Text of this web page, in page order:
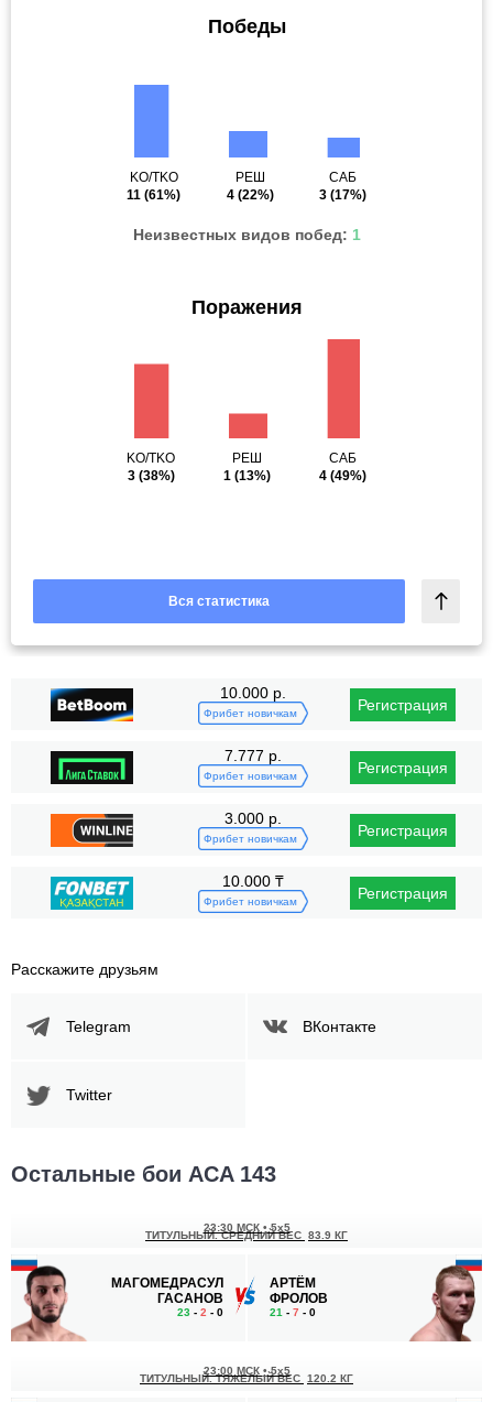
Победы
KO/TKO
11 (61%)
РЕШ
4(22%)
САБ
3 (17%)
Неизвестных видов побед: 1
Поражения
KO/TKO
3(38%)
РЕШ
1 (13%)
САБ
4 (49%)
Вся статистика
10.000 р.
Фрибет новичкам Регистрация
7.777 р.
Фрибет новичкам Регистрация
3.000 р.
Фрибет новичкам Регистрация
10.000 ₸
Фрибет новичкам Регистрация
Расскажите друзьям
Telegram ВКонтакте
Twitter
Остальные бои ACA 143
МАГОМЕДРАСУЛ
ГАСАНОВ
23 - 2 - 0
23:30 МСК •5x5
ТИТУЛЬНЫЙ. СРЕДНИЙ ВЕС 83.9 КГ
АРТЁМ
ФРОЛОВ
21 - 7 - 0
23:00 МСК •5x5
ТИТУЛЬНЫЙ. ТЯЖЕЛЫЙ ВЕС 120.2 КГ